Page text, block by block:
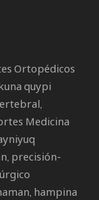
Ortopédicos
quypi
Medicina
precisión-
hampina